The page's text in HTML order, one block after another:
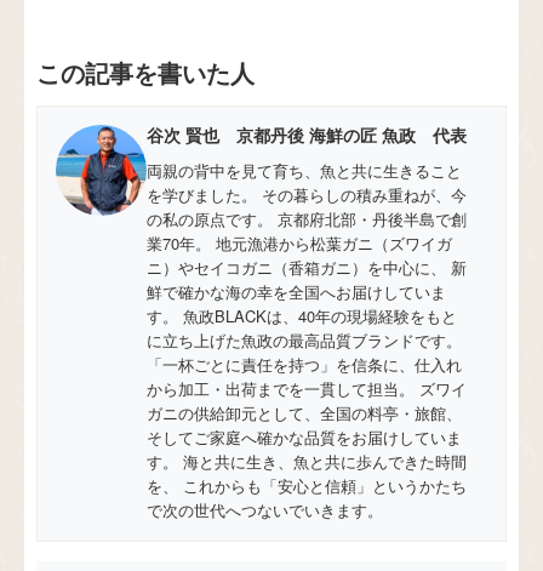
この記事を書いた人
谷次 賢也 京都丹後 海鮮の匠 魚政 代表
両親の背中を見て育ち、魚と共に生きること
を学びました。 その暮らしの積み重ねが、今
の私の原点です。 京都府北部・丹後半島で創
業70年。 地元漁港から松葉ガニ（ズワイガ
ニ）やセイコガニ（香箱ガニ）を中心に、 新
鮮で確かな海の幸を全国へお届けしていま
す。 魚政BLACKは、40年の現場経験をもと
に立ち上げた魚政の最高品質ブランドです。
「一杯ごとに責任を持つ」を信条に、仕入れ
から加工・出荷までを一貫して担当。 ズワイ
ガニの供給卸元として、全国の料亭・旅館、
そしてご家庭へ確かな品質をお届けしていま
す。 海と共に生き、魚と共に歩んできた時間
を、 これからも「安心と信頼」というかたち
で次の世代へつないでいきます。